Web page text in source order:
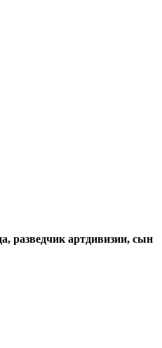
разведчик артдивизии, сын